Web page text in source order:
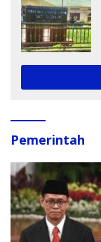
Pemerintah